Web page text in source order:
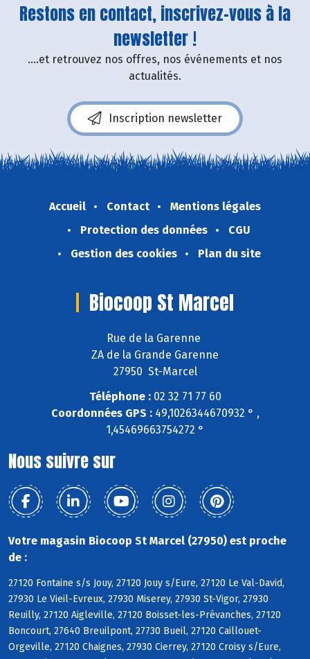
Restons en contact, inscrivez-vous à la
newsletter !
....et retrouvez nos offres, nos événements et nos
actualités.
Inscription newsletter
Accueil Contact
Mentions légales
Protection des données
CGU
Gestion des cookies
Plan du site
Biocoop St Marcel
Rue de la Garenne
ZA de la Grande Garenne
27950 St-Marcel
Téléphone :02 32 71 77 60
Coordonnées GPS :49,1026344670932 ° ,
1,45469663754272 °
Nous suivre sur
Votre magasin Biocoop St Marcel (27950) est proche
de :
27120 Fontaine s/s Jouy, 27120 Jouy s/Eure, 27120 Le Val-David,
27930 Le Vieil-Evreux, 27930 Miserey, 27930 St-Vigor, 27930
Reuilly, 27120 Aigleville, 27120 Boisset-les-Prévanches, 27120
Boncourt, 27640 Breuilpont, 27730 Bueil, 27120 Caillouet-
Orgeville, 27120 Chaignes, 27930 Cierrey, 27120 Croisy s/Eure,